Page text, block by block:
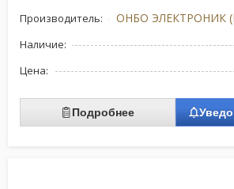
Производитель: ОНБО ЭЛЕКТРОНИК
Наличие:
Цена:
Подробнее